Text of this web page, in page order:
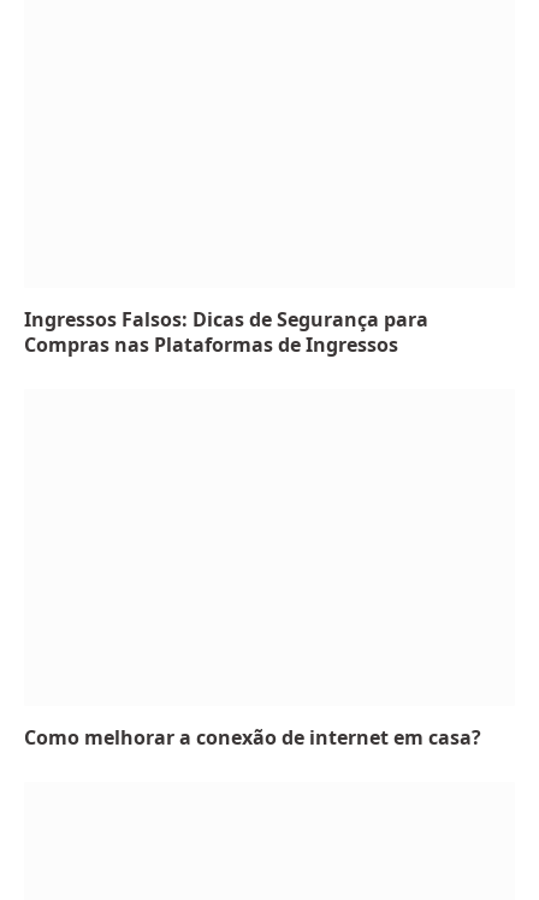
Ingressos Falsos: Dicas de Segurança para
Compras nas Plataformas de Ingressos
Como melhorar a conexão de internet em casa?